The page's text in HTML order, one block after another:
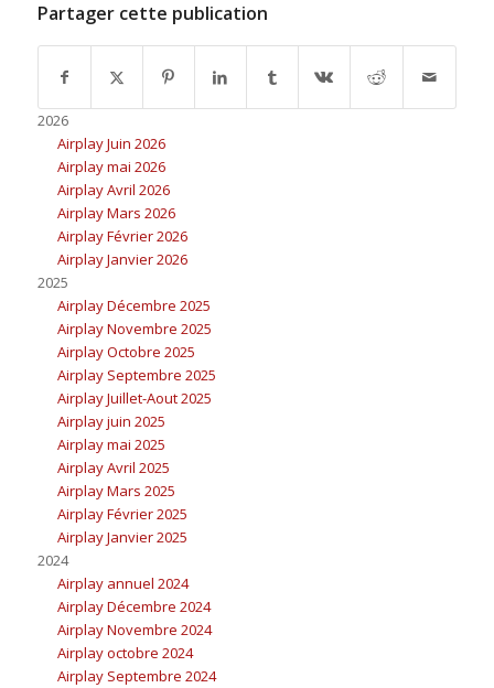
Partager cette publication
2026
Airplay Juin 2026
Airplay mai 2026
Airplay Avril 2026
Airplay Mars 2026
Airplay Février 2026
Airplay Janvier 2026
2025
Airplay Décembre 2025
Airplay Novembre 2025
Airplay Octobre 2025
Airplay Septembre 2025
Airplay Juillet-Aout 2025
Airplay juin 2025
Airplay mai 2025
Airplay Avril 2025
Airplay Mars 2025
Airplay Février 2025
Airplay Janvier 2025
2024
Airplay annuel 2024
Airplay Décembre 2024
Airplay Novembre 2024
Airplay octobre 2024
Airplay Septembre 2024